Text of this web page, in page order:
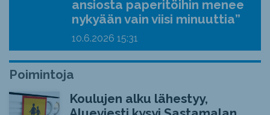
ansiosta paperitöihin menee
nykyään vain viisi minuuttia”
10.6.2026 15:31
Poimintoja
Koulujen alku lähestyy,